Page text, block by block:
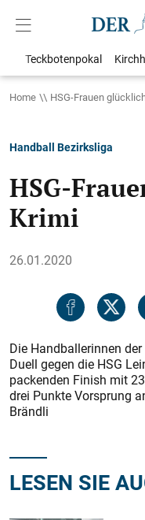
Teckbotenpokal
Home HSG-Frauen
Handball Bezirksliga
HSG-
Krimi
26.01.2020
Die Handballerinnen
Duell gegen die HSG
packenden Finish mit
drei Punkte Vorsprung
Brändli
LESEN SIE